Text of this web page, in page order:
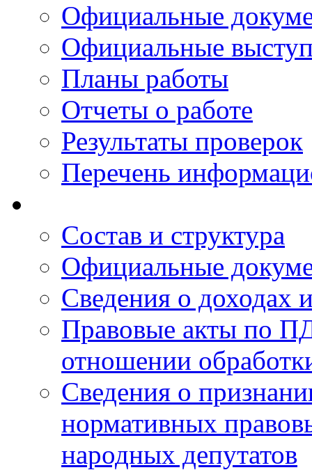
Официальные
Официальные
Планы работы
Отчеты о работе
Результаты проверок
Перечень
Состав и структура
Официальные
Сведения о доходах
Правовые акты по
отношении
Сведения о
нормативных
народных депутатов